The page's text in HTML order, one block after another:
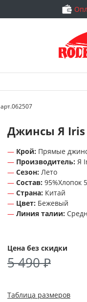
Джинсы Я Iris
Крой: Прямые
Производитель: Я
Сезон: Лето
Состав: 95%Хлопок
Страна: Китай
Цвет: Бежевый
Линия талии:
Цена без скидки
5 490 ₽
Таблица размеров